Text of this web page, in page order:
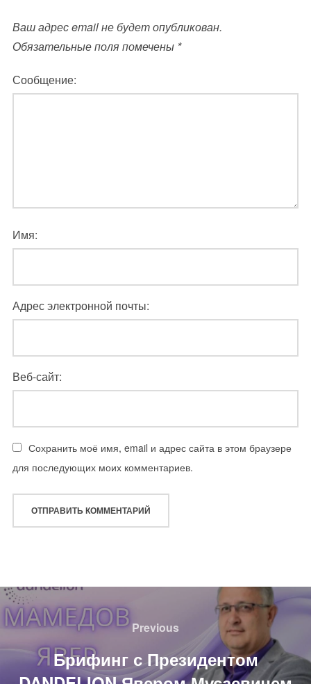
Ваш адрес email не будет опубликован.
Обязательные поля помечены *
Сообщение:
Имя:
Адрес электронной почты:
Веб-сайт:
Сохранить моё имя, email и адрес сайта в этом браузере
для последующих моих комментариев.
Навигация
по
записям
Previous
Previous
Брифинг с Президентом